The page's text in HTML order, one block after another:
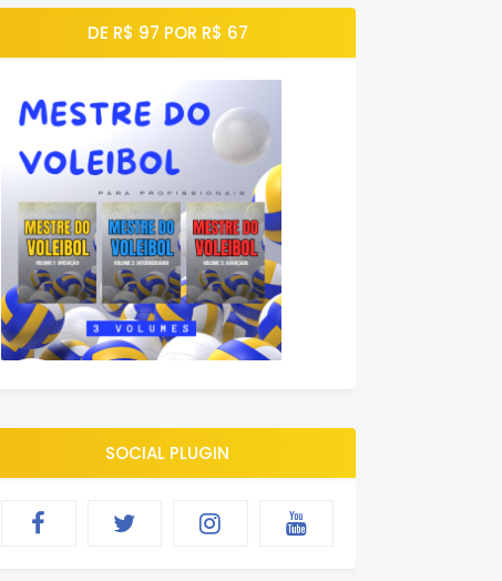
DE R$ 97 POR R$ 67
SOCIAL PLUGIN